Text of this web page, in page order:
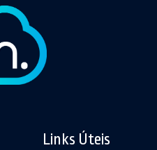
Links Úteis